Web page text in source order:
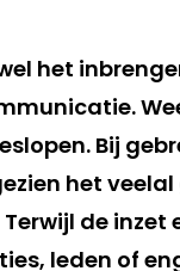
het
Bij
het
Terwijl de
leden of